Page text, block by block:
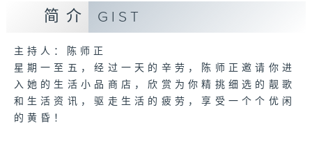
简介 GIST
主持人：陈师正
星期一至五，经过一天的辛劳，陈师正邀请你进
入她的生活小品商店，欣赏为你精挑细选的靓歌
和生活资讯，驱走生活的疲劳，享受一个个优闲
的黄昏！